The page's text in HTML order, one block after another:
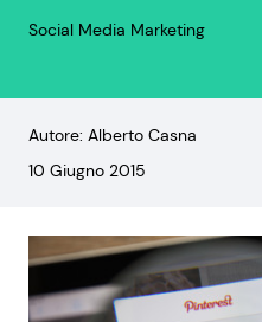
Social Media Marketing
Autore: Alberto Casna
10 Giugno 2015